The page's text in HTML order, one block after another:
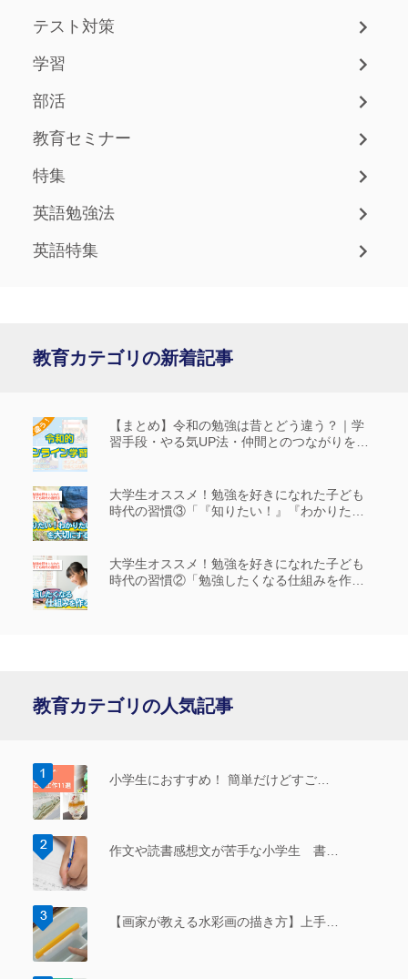
テスト対策
学習
部活
教育セミナー
特集
英語勉強法
英語特集
教育カテゴリの新着記事
【まとめ】令和の勉強は昔とどう違う？｜学
習手段・やる気UP法・仲間とのつながりを解
大学生オススメ！勉強を好きになれた子ども
時代の習慣③「『知りたい！』『わかりた
大学生オススメ！勉強を好きになれた子ども
時代の習慣②「勉強したくなる仕組みを作
教育カテゴリの人気記事
小学生におすすめ！ 簡単だけどすご…
作文や読書感想文が苦手な小学生 書…
【画家が教える水彩画の描き方】上手…